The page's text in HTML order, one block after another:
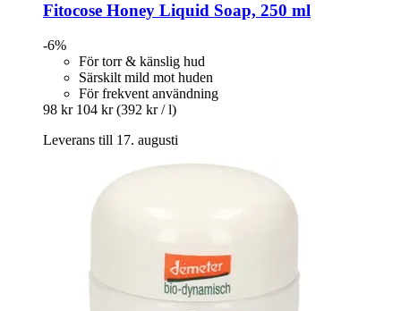
Fitocose Honey Liquid Soap, 250 ml
-6%
För torr & känslig hud
Särskilt mild mot huden
För frekvent användning
98 kr 104 kr (392 kr / l)
Leverans till 17. augusti